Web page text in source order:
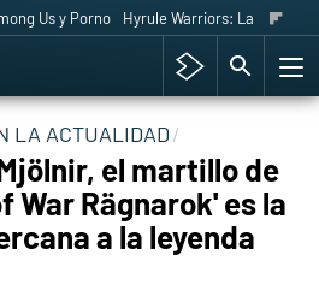
Us y Porno Hyrule Warriors: La Era del
LA ACTUALIDAD
el martillo de
War Rägnarok' es la
a la leyenda